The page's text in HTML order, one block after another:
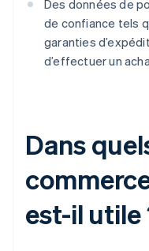
Des données de
de confiance tels
garanties
d’effectuer un
Dans
est-il utile